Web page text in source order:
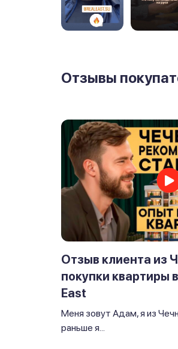
Отзывы
Отзыв клиента из
покупки квартиры
East
Меня зовут Адам, я из
раньше я...